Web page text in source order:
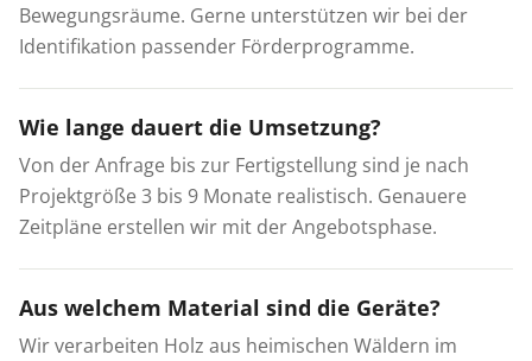
Bewegungsräume. Gerne unterstützen wir bei der
Identifikation passender Förderprogramme.
Wie lange dauert die Umsetzung?
Von der Anfrage bis zur Fertigstellung sind je nach
Projektgröße 3 bis 9 Monate realistisch. Genauere
Zeitpläne erstellen wir mit der Angebotsphase.
Aus welchem Material sind die Geräte?
Wir verarbeiten Holz aus heimischen Wäldern im